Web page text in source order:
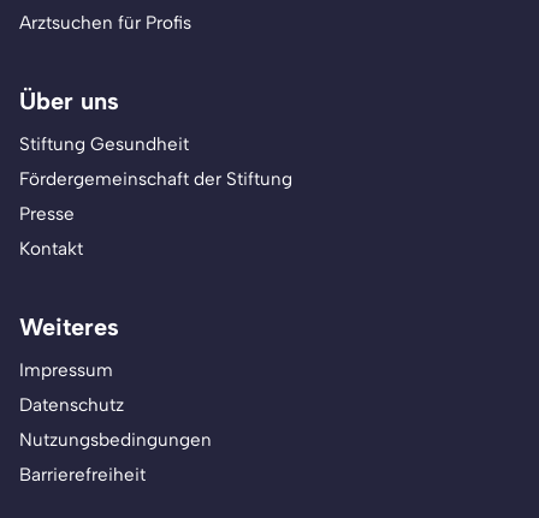
Arztsuchen für Profis
Über uns
Stiftung Gesundheit
Fördergemeinschaft der Stiftung
Presse
Kontakt
Weiteres
Impressum
Datenschutz
Nutzungsbedingungen
Barrierefreiheit